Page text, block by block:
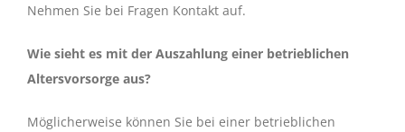
Nehmen Sie bei Fragen Kontakt auf.
Wie sieht es mit der Auszahlung einer betrieblichen
Altersvorsorge aus?
Möglicherweise können Sie bei einer betrieblichen